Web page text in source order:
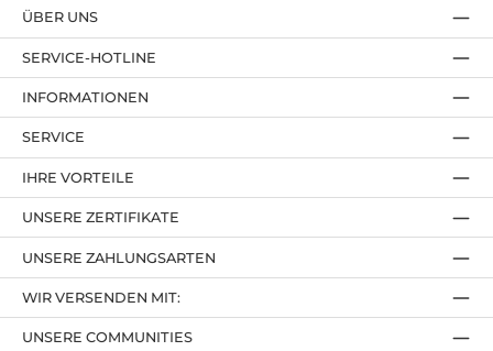
SERVICE-HOTLINE
IHRE VORTEILE
UNSERE ZAHLUNGSARTEN
ÜBER UNS
UNSERE ZERTIFIKATE
INFORMATIONEN
SERVICE
UNSERE COMMUNITIES
WIR VERSENDEN MIT: